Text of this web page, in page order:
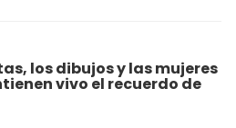
los dibujos y las mujeres
vivo el recuerdo de